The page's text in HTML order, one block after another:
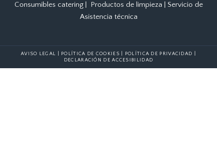
Consumibles catering| Productos de limpieza
Servicio de
Asistencia técnica
AVISO LEGAL POLÍTICA DE COOKIES POLÍTICA DE PRIVACIDAD
DECLARACIÓN DE ACCESIBILIDAD